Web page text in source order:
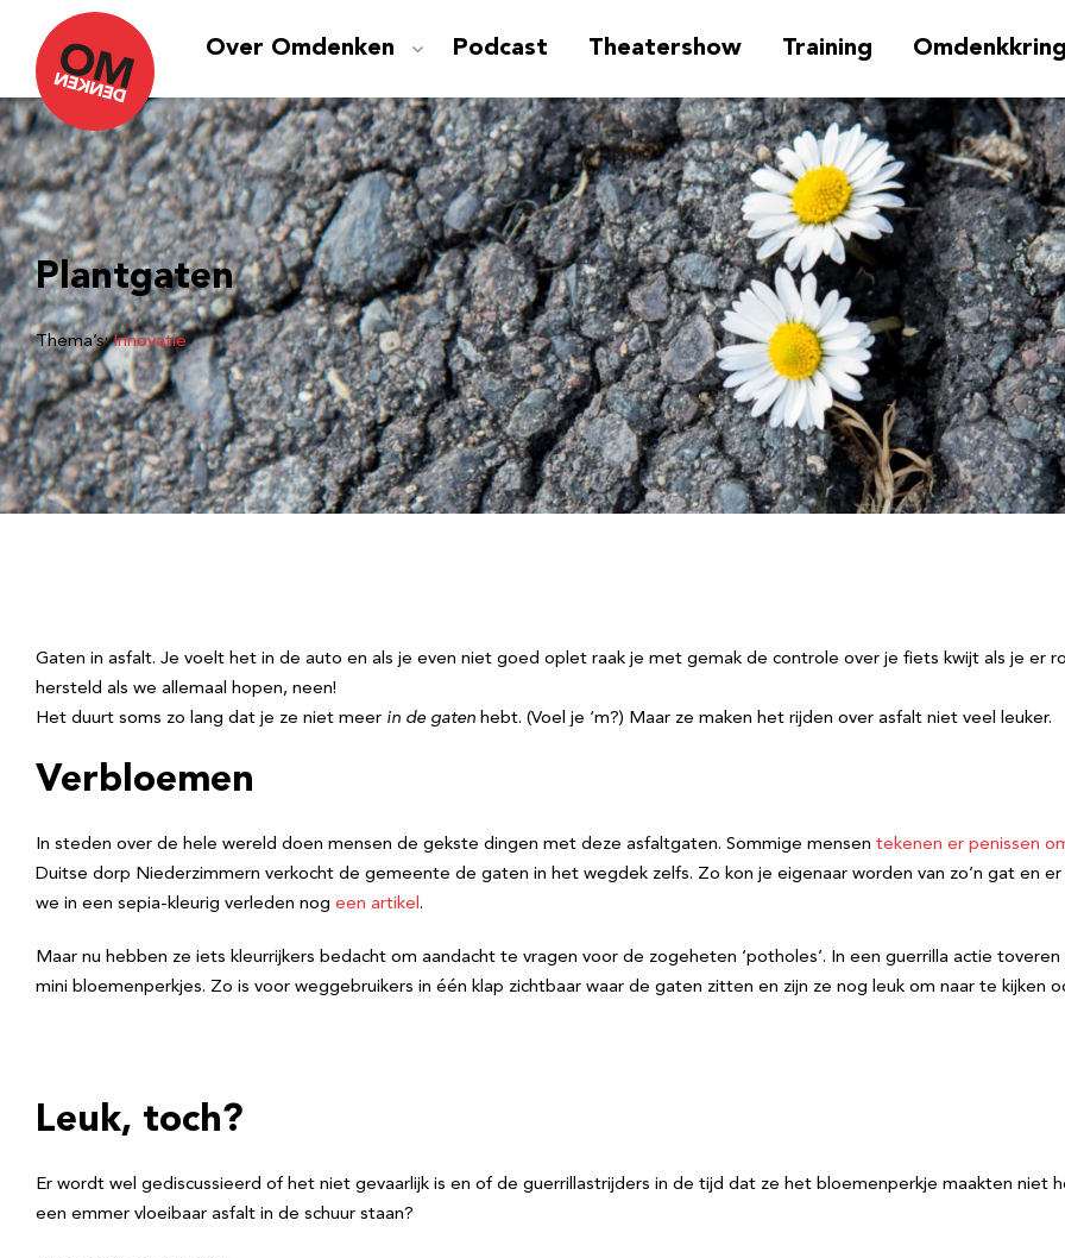
Over Omdenken Podcast Theatershow Training
Plantgaten
Thema’s:Innovatie
Gaten in asfalt. Je voelt het in de auto en als je even niet goed oplet raak je met gemak de controle over je fiets kwijt als je er
hersteld als we allemaal hopen, neen!
Het duurt soms zo lang dat je ze niet meer in de gaten hebt. (Voel je ‘m?) Maar ze maken het rijden over asfalt niet veel leuker.
Verbloemen
In steden over de hele wereld doen mensen de gekste dingen met deze asfaltgaten. Sommige mensen tekenen er penissen
Duitse dorp Niederzimmern verkocht de gemeente de gaten in het wegdek zelfs. Zo kon je eigenaar worden van zo’n gat en
we in een sepia-kleurig verleden nog een artikel.
Maar nu hebben ze iets kleurrijkers bedacht om aandacht te vragen voor de zogeheten ‘potholes’. In een guerrilla actie
mini bloemenperkjes. Zo is voor weggebruikers in één klap zichtbaar waar de gaten zitten en zijn ze nog leuk om naar te kijken
Leuk, toch?
Er wordt wel gediscussieerd of het niet gevaarlijk is en of de guerrillastrijders in de tijd dat ze het bloemenperkje maakten niet
een emmer vloeibaar asfalt in de schuur staan?